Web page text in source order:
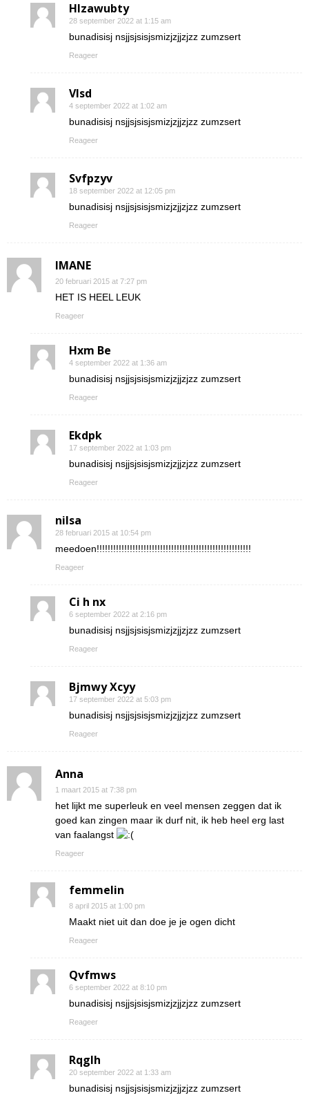
Hlzawubty
28 september 2022 at 1:15 am
bunadisisj nsjjsjsisjsmizjzjjzjzz zumzsert
Reageer
Vlsd
4 september 2022 at 1:02 am
bunadisisj nsjjsjsisjsmizjzjjzjzz zumzsert
Reageer
Svfpzyv
18 september 2022 at 12:05 pm
bunadisisj nsjjsjsisjsmizjzjjzjzz zumzsert
Reageer
IMANE
20 februari 2015 at 7:27 pm
HET IS HEEL LEUK
Reageer
Hxm Be
4 september 2022 at 1:36 am
bunadisisj nsjjsjsisjsmizjzjjzjzz zumzsert
Reageer
Ekdpk
17 september 2022 at 1:03 pm
bunadisisj nsjjsjsisjsmizjzjjzjzz zumzsert
Reageer
nilsa
28 februari 2015 at 10:54 pm
meedoen!!!!!!!!!!!!!!!!!!!!!!!!!!!!!!!!!!!!!!!!!!!!!!!!!!!!!!!!
Reageer
Ci h nx
6 september 2022 at 2:16 pm
bunadisisj nsjjsjsisjsmizjzjjzjzz zumzsert
Reageer
Bjmwy Xcyy
17 september 2022 at 5:03 pm
bunadisisj nsjjsjsisjsmizjzjjzjzz zumzsert
Reageer
Anna
1 maart 2015 at 7:38 pm
het lijkt me superleuk en veel mensen zeggen dat ik
goed kan zingen maar ik durf nit, ik heb heel erg last
van faalangst
Reageer
femmelin
8 april 2015 at 1:00 pm
Maakt niet uit dan doe je je ogen dicht
Reageer
Qvfmws
6 september 2022 at 8:10 pm
bunadisisj nsjjsjsisjsmizjzjjzjzz zumzsert
Reageer
Rqglh
20 september 2022 at 1:33 am
bunadisisj nsjjsjsisjsmizjzjjzjzz zumzsert